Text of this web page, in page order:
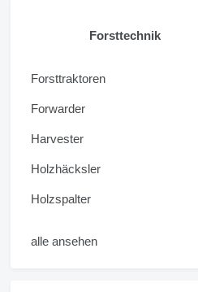
Forsttechnik
Forsttraktoren
Forwarder
Harvester
Holzhäcksler
Holzspalter
alle ansehen